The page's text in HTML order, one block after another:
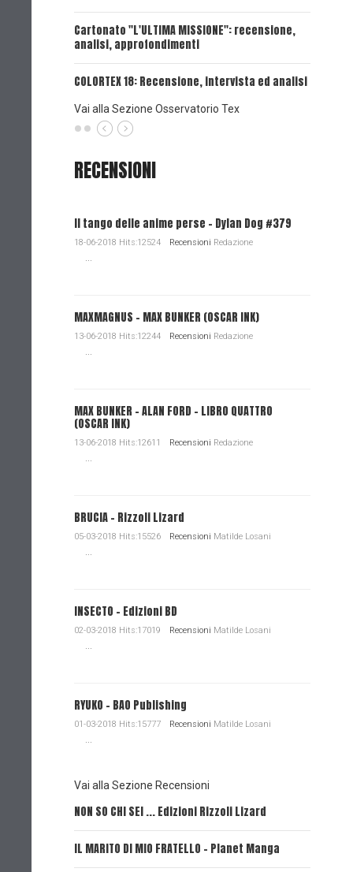
Cartonato "L'ULTIMA MISSIONE": recensione,
analisi, approfondimenti
COLORTEX 18: Recensione, intervista ed analisi
Vai alla Sezione Osservatorio Tex
RECENSIONI
Il tango delle anime perse - Dylan Dog #379
18-06-2018 Hits:12524 Recensioni Redazione
MAXMAGNUS – MAX BUNKER (OSCAR INK)
13-06-2018 Hits:12244 Recensioni Redazione
MAX BUNKER – ALAN FORD – LIBRO QUATTRO
(OSCAR INK)
13-06-2018 Hits:12611 Recensioni Redazione
BRUCIA - Rizzoli Lizard
05-03-2018 Hits:15526 Recensioni Matilde Losani
INSECTO - Edizioni BD
02-03-2018 Hits:17019 Recensioni Matilde Losani
RYUKO - BAO Publishing
01-03-2018 Hits:15777 Recensioni Matilde Losani
Vai alla Sezione Recensioni
NON SO CHI SEI ... Edizioni Rizzoli Lizard
IL MARITO DI MIO FRATELLO - Planet Manga